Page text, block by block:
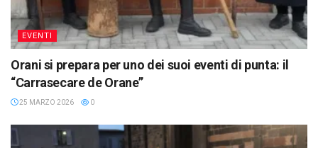
EVENTI
Orani si prepara per uno dei suoi eventi di punta: il
“Carrasecare de Orane”
25 MARZO 2026 0